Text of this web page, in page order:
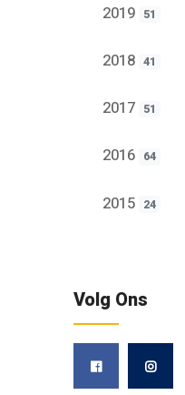
2019 51
2018 41
2017 51
2016 64
2015 24
Volg Ons